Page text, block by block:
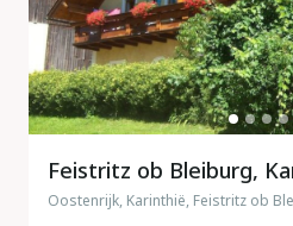
Feistritz ob Bleiburg,
Oostenrijk, Karinthië, Feistritz ob